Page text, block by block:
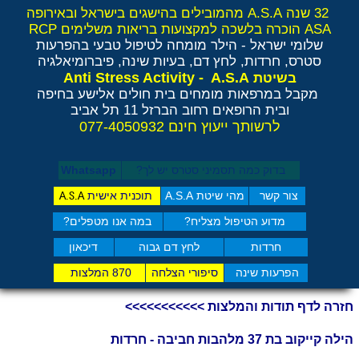
צור קשר מהי שיטת A.S.A תוכנית אישיתA.S.A
חרדות לחץ דם גבוה דיכאון
מדוע הטיפול מצליח? במה אנו מטפלים?
הפרעות שינה סיפורי הצלחה 870 המלצות
בדוק כמה תסמיני סט​רס יש לך? Whatsapp
32 שנה A.S.A מהמובילים בהישגים בישראל ובאירופה
ASA הוכרה בלשכה למקצועות בריאות משלימים RCP
שלומי ישראל - הילר מומחה לטיפול טבעי בהפרעות
סטרס, חרדות, לחץ דם, בעיות שינה, פיברומיאלגיה
בשיטת Anti Stress Activity - A.S.A
מקבל במרפאות מומחים בית חולים אלישע בחיפה
ובית הרופאים רחוב הברזל 11 תל אביב
לרשותך ייעוץ חינם 077-4050932
הילה קייקוב בת 37 מלהבות חביבה - חרדות
חזרה לדף תודות והמלצות >>>>>>>>>>>